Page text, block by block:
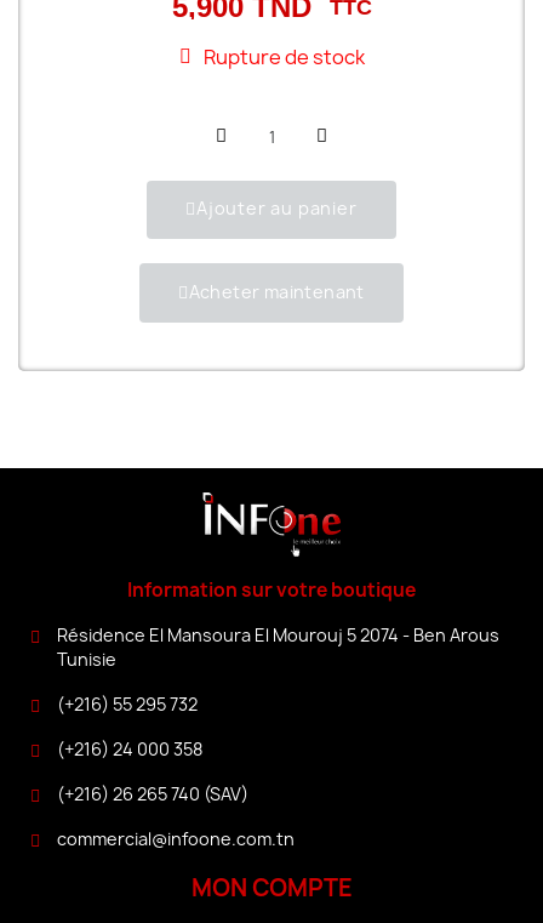
5,900 TND TTC
Rupture de stock
Ajouter au panier
Acheter maintenant
Information sur votre boutique
Résidence El Mansoura El Mourouj 5 2074 - Ben Arous
Tunisie
(+216) 55 295 732
(+216) 24 000 358
(+216) 26 265 740 (SAV)
commercial@infoone.com.tn
MON COMPTE